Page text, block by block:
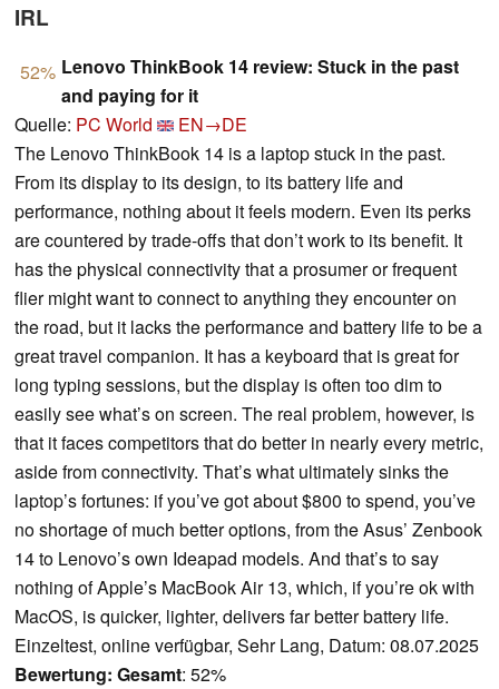
IRL
52% Lenovo ThinkBook 14 review: Stuck in the past
and paying for it
Quelle: PC World
EN→DE
The Lenovo ThinkBook 14 is a laptop stuck in the past.
From its display to its design, to its battery life and
performance, nothing about it feels modern. Even its perks
are countered by trade-offs that don’t work to its benefit. It
has the physical connectivity that a prosumer or frequent
flier might want to connect to anything they encounter on
the road, but it lacks the performance and battery life to be a
great travel companion. It has a keyboard that is great for
long typing sessions, but the display is often too dim to
easily see what’s on screen. The real problem, however, is
that it faces competitors that do better in nearly every metric,
aside from connectivity. That’s what ultimately sinks the
laptop’s fortunes: if you’ve got about $800 to spend, you’ve
no shortage of much better options, from the Asus’ Zenbook
14 to Lenovo’s own Ideapad models. And that’s to say
nothing of Apple’s MacBook Air 13, which, if you’re ok with
MacOS, is quicker, lighter, delivers far better battery life.
Einzeltest, online verfügbar, Sehr Lang, Datum: 08.07.2025
Bewertung: Gesamt: 52%